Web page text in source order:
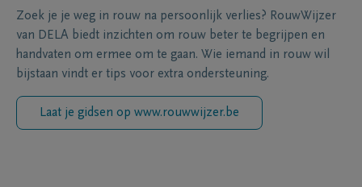
Zoek je je weg in rouw na persoonlijk verlies? RouwWijzer
van DELA biedt inzichten om rouw beter te begrijpen en
handvaten om ermee om te gaan. Wie iemand in rouw wil
bijstaan vindt er tips voor extra ondersteuning.
Laat je gidsen op www.rouwwijzer.be